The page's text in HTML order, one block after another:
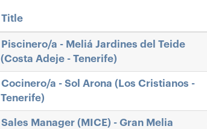
Title
Piscinero/a - Meliá Jardines del Teide
(Costa Adeje - Tenerife)
Cocinero/a - Sol Arona (Los Cristianos -
Tenerife)
Sales Manager (MICE) - Gran Melia